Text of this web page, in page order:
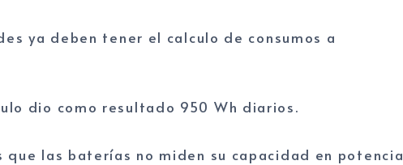
ya deben tener el calculo de consumos a
dio como resultado 950 Wh diarios.
que las baterías no miden su capacidad en potencia